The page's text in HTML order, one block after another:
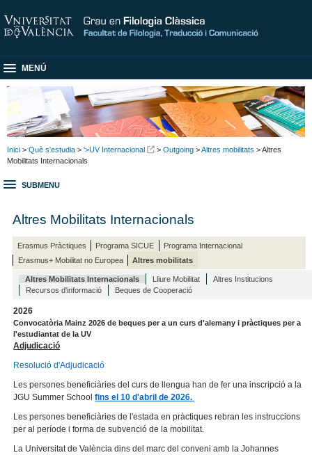
MENÚ
Inici > Què s'estudia > '>UV Internacional > Outgoing >Altres mobilitats > Altres
Mobilitats Internacionals
SUBMENU
Altres Mobilitats Internacionals
Erasmus Pràctiques Programa SICUE
Programa Internacional
Erasmus+ Mobilitat no Europea
Altres mobilitats
Altres Mobilitats Internacionals Lliure Mobilitat
Altres Institucions
Recursos d'informació
Beques de Cooperació
2026
Convocatòria Mainz 2026 de beques per a un curs d'alemany i pràctiques per a
l'estudiantat de la UV
Adjudicació
Resolució d'Adjudicació
Les persones beneficiàries del curs de llengua han de fer una inscripció a la
JGU Summer Schoolfins el 10 d'abril de 2026.
Les persones beneficiàries de l'estada en pràctiques rebran les instruccions
per al període i forma de subvenció de la mobilitat.
La Universitat de València dins del marc del conveni amb la Johannes